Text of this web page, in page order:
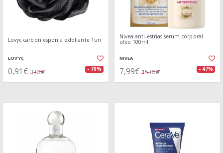
Lovyc carbon esponja exfoliante 1un
LOV'YC
0,91€ 3,00€ - 70%
Nivea anti-estrias serum corporal
oleo 100ml
NIVEA
7,99€ 15,00€ - 47%